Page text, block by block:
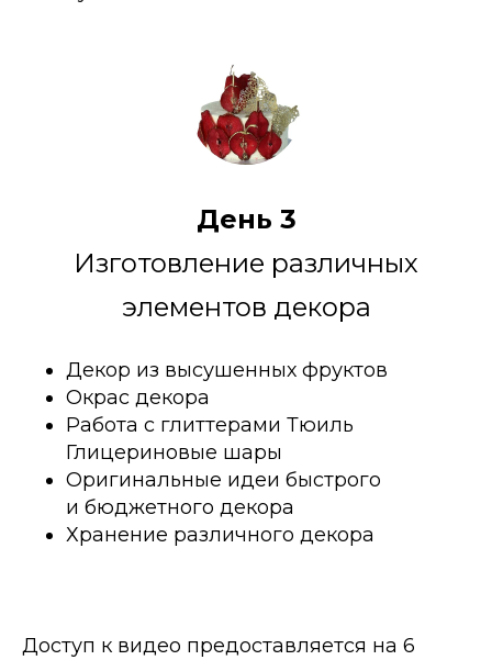
День 3
Изготовление различных
элементов декора
Декор из высушенных фруктов
Окрас декора
Работа с глиттерами Тюиль
Глицериновые шары
Оригинальные идеи быстрого
и бюджетного декора
Хранение различного декора
Доступ к видео предоставляется на 6